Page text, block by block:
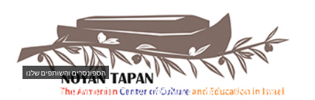
ארמנים בישראל
סטודיו סופי